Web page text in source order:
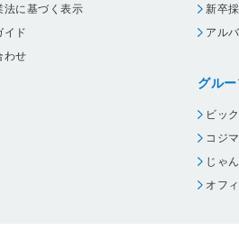
法に基づく表示
イド
わせ
新卒
アル
グル
ビッ
コジマ
じゃ
オフ